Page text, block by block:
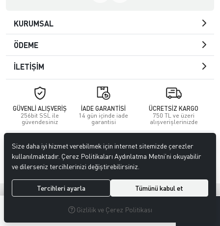
KURUMSAL
ÖDEME
İLETİŞİM
GÜVENLİ ALIŞVERİŞ
256bit SSL ile
güvendesiniz
İADE GARANTİSİ
14 gün içinde iade
garantisi
ÜCRETSİZ KARGO
750 TL ve üzeri
alışverişlerinizde
ŞİRKETİ. Tüm hakları saklıdır.
Hipotenüs ®Yeni Nesil E-Ticaret Sistemleri ile Hazırlanmıştır.
Size daha iyi hizmet verebilmek için internet sitemizde çerezler
kullanılmaktadır. Çerez Politikaları Aydınlatma Metni’ni okuyabilir
ve dilerseniz tercihlerinizi değiştirebilirsiniz.
Tercihleri ayarla Tümünü kabul et
Gizlilik ve Çerez Politikası